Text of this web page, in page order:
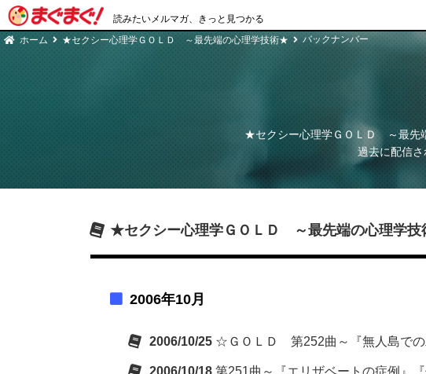
読みたいメルマガ、きっと見つかる
ホーム ★セクシー心理学ＧＯＬＤ ～最先端の心理学技術★ バックナンバー
★セクシー心理学ＧＯＬＤ ～最先
過去に配信さ
★セクシー心理学ＧＯＬＤ ～最先端の心理学
2006年10月
2006/10/25 ☆ＧＯＬＤ 第252曲～『無人島で
2006/10/18 第251曲～『エリザベートの症例』